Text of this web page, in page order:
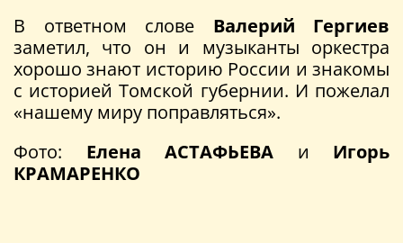
В ответном слове Валерий Гергиев
заметил, что он и музыканты оркестра
хорошо знают историю России и знакомы
с историей Томской губернии. И пожелал
«нашему миру поправляться».
Фото: Елена АСТАФЬЕВА и Игорь
КРАМАРЕНКО